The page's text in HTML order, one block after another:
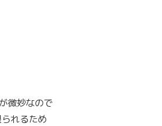
微妙なので
れるため